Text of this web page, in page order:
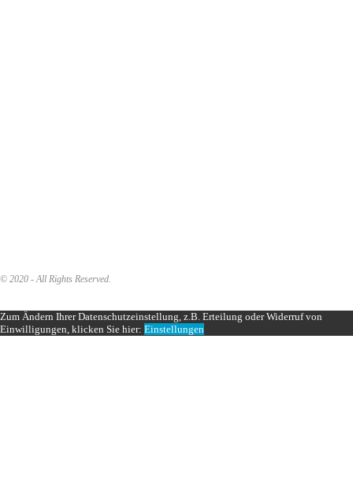
© 2020 - All Rights Reserved.
Zum Ändern Ihrer Datenschutzeinstellung, z.B. Erteilung oder Widerruf von
Einwilligungen, klicken Sie hier: Einstellungen